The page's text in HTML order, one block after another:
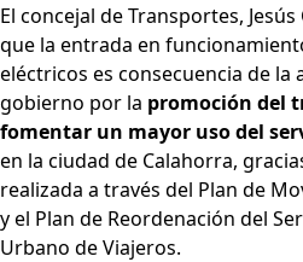
El concejal de Transportes,
que la entrada en
eléctricos es consecuencia de la
gobierno por la promoción del
fomentar un mayor uso del
en la ciudad de Calahorra,
realizada a través del Plan de
y el Plan de Reordenación del
Urbano de Viajeros.